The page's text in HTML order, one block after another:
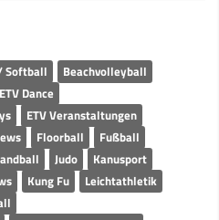
Softball
Beachvolleyball
ETV Dance
ETV Veranstaltungen
Floorball
Fußball
Judo
Kanusport
Kung Fu
Leichtathletik